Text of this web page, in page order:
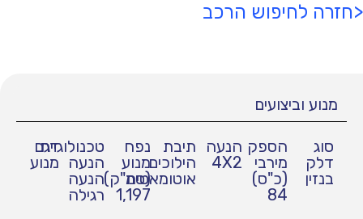
<חזרה לחיפוש הרכב
מנוע וביצועים
סוג
דלק
בנזין
הספק
מירבי
(כ"ס)
84
הנעה
4X2
תיבת
הילוכים
אוטומאטית
נפח
מנוע
(סמ"ק)
1,197
טכנולוגיית
הנעה
הנעה
רגילה
דגם
מנוע